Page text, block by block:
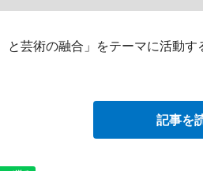
と芸術の融合」をテーマに活動
記事を